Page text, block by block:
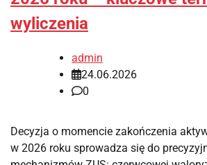
wyliczenia
admin
24.06.2026
0
Decyzja o momencie zakończenia
w 2026 roku sprowadza się do